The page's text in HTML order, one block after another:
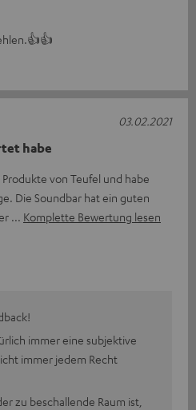
habe
von Teufel und habe
Die Soundbar hat ein guten
Komplette Bewertung lesen
03.02.2021
immer eine subjektive
immer jedem Recht
zu beschallende Raum ist,